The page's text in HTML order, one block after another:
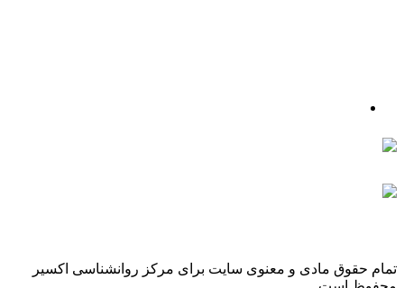
تمام حقوق مادی و معنوی سایت برای مرکز روانشناسی اکسیر